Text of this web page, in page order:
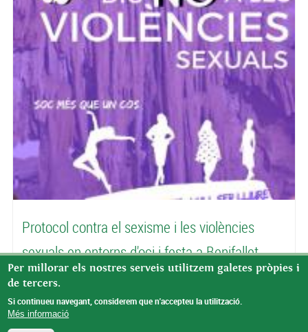
Protocol contra el sexisme i les violències
sexuals en entorns d'oci i festa a Benifallet
PROTOCOL CONTRA EL SEXISME I LES VIOLÈNCIES
SEXUALS EN ENTORNS D’OCI I FESTA A BENIFALLET
Per millorar els nostres serveis utilitzem galetes pròpies i
de tercers.
Si continueu navegant, considerem que n'accepteu la utilització.
Més informació